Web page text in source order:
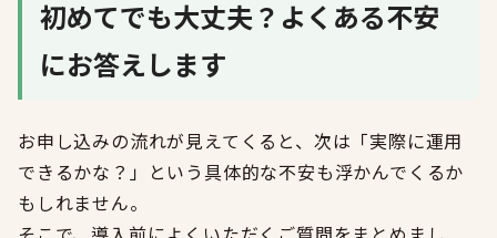
初めてでも大丈夫？よくある不安
にお答えします
お申し込みの流れが見えてくると、次は「実際に運用
できるかな？」という具体的な不安も浮かんでくるか
もしれません。